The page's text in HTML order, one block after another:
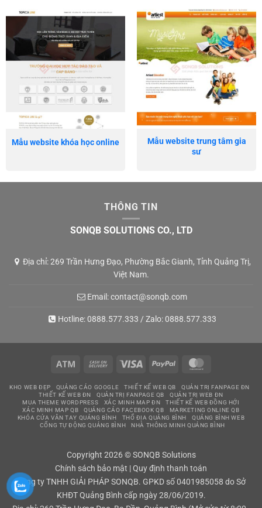
Mẫu website khóa học online
Mẫu website trung tâm gia
sư
THÔNG TIN
SONQB SOLUTIONS CO., LTD
Địa chỉ: 269 Trần Hưng Đạo, Phường Bắc Gianh, Tỉnh Quảng Trị,
Việt Nam.
Email:contact@sonqb.com
Hotline:0888.577.333 / Zalo:0888.577.333
Atm
Cash
Delivery
Visa PayPal
KHO WEB ĐẸP QUẢNG CÁO GOOGLE THIẾT KẾ WEB QB
QUẢN TRỊ FANPAGE ĐN
THIẾT KẾ WEB ĐN
QUẢN TRỊ FANPAGE QB
QUẢN TRỊ WEB ĐN
MUA THEME WORDPRESS
XÁC MINH MAP ĐN
THIẾT KẾ WEB ĐỒNG HỚI
XÁC MINH MAP QB
QUẢNG CÁO FACEBOOK QB
MARKETING ONLINE QB
KHÓA CỬA VÂN TAY QUẢNG BÌNH
THỔ ĐỊA QUẢNG BÌNH
QUẢNG BÌNH WEB
CỔNG TỰ ĐỘNG QUẢNG BÌNH
NHÀ THÔNG MINH QUẢNG BÌNH
Copyright 2026 © SONQB Solutions
Chính sách bảo mật |Quy định thanh toán
Công ty TNHH GIẢI PHÁP SONQB. GPKD số 0401985058 do Sở
KHĐT Quảng Bình cấp ngày 28/06/2019.